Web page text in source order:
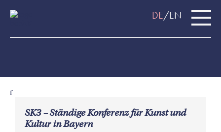
DE EN
f
SK3 – Ständige Konferenz für Kunst und
Kultur in Bayern